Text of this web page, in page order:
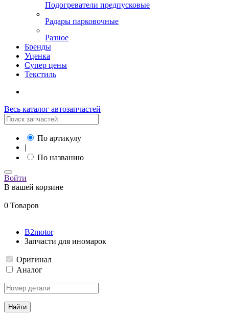
Подогреватели предпусковые
Радары парковочные
Разное
Бренды
Уценка
Супер цены
Текстиль
Весь каталог автозапчастей
По артикулу
|
По названию
Войти
В вашей корзине
0 Товаров
B2motor
Запчасти для иномарок
Оригинал
Аналог
Найти